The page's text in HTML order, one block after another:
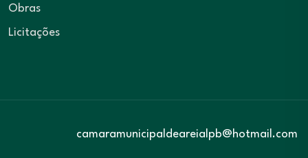
Obras
Licitações
camaramunicipaldeareialpb@hotmail.com